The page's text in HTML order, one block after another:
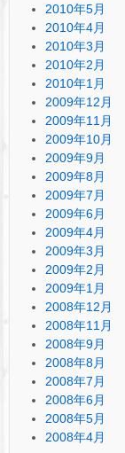
2010年5月
2010年4月
2010年3月
2010年2月
2010年1月
2009年12月
2009年11月
2009年10月
2009年9月
2009年8月
2009年7月
2009年6月
2009年4月
2009年3月
2009年2月
2009年1月
2008年12月
2008年11月
2008年9月
2008年8月
2008年7月
2008年6月
2008年5月
2008年4月